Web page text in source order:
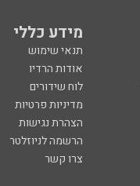
מידע כללי
תנאי שימוש
אודות הרדיו
לוח שידורים
מדיניות פרטיות
הצהרת נגישות
הרשמה לניוזלטר
צרו קשר